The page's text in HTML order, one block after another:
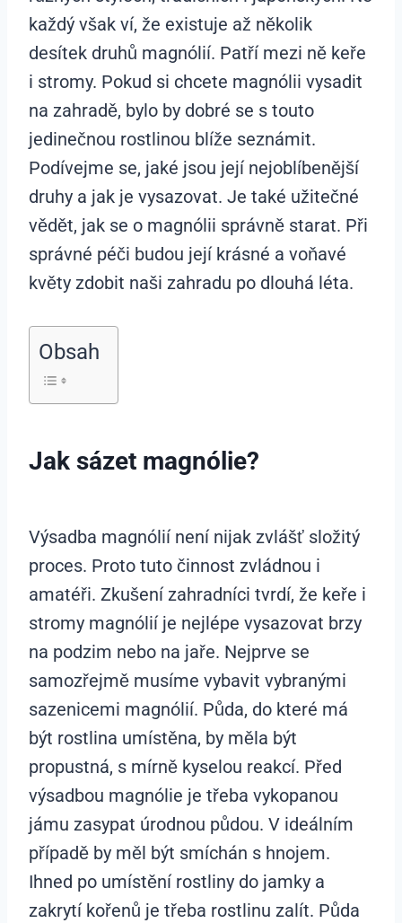
každý však ví, že existuje až několik
desítek druhů magnólií. Patří mezi ně keře
i stromy. Pokud si chcete magnólii vysadit
na zahradě, bylo by dobré se s touto
jedinečnou rostlinou blíže seznámit.
Podívejme se, jaké jsou její nejoblíbenější
druhy a jak je vysazovat. Je také užitečné
vědět, jak se o magnólii správně starat. Při
správné péči budou její krásné a voňavé
květy zdobit naši zahradu po dlouhá léta.
Obsah
Jak sázet magnólie?
Výsadba magnólií není nijak zvlášť složitý
proces. Proto tuto činnost zvládnou i
amatéři. Zkušení zahradníci tvrdí, že keře i
stromy magnólií je nejlépe vysazovat brzy
na podzim nebo na jaře. Nejprve se
samozřejmě musíme vybavit vybranými
sazenicemi magnólií. Půda, do které má
být rostlina umístěna, by měla být
propustná, s mírně kyselou reakcí. Před
výsadbou magnólie je třeba vykopanou
jámu zasypat úrodnou půdou. V ideálním
případě by měl být smíchán s hnojem.
Ihned po umístění rostliny do jamky a
zakrytí kořenů je třeba rostlinu zalít. Půda